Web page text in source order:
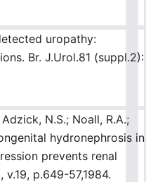
uropathy:
Br. J.Urol.81 (suppl.2):
N.S.; Noall, R.A.;
hydronephrosis in
prevents renal
p.649-57,1984.